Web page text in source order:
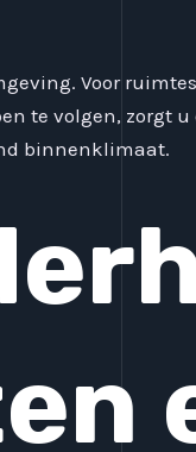
Voor
te volgen, zorgt u
binnenklimaat.